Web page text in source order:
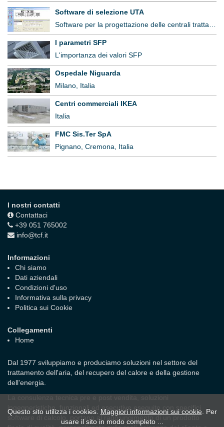
Software di selezione UTA
I parametri SFP
L'importanza dei valori SFP
Ospedale Niguarda
Milano, Italia
Centri commerciali IKEA
Italia
FMC Sis.Ter SpA
Pignano, Cremona, Italia
I nostri contatti
Contattaci
+39 051 765002
info@tcf.it
Informazioni
Chi siamo
Dati aziendali
Condizioni d'uso
Informativa sulla privacy
Politica sui Cookie
Collegamenti
Home
Dal 1977 sviluppiamo e produciamo soluzioni nel settore del
trattamento dell'aria, del recupero del calore e della gestione
dell'energia.
ingegneristiche, funzionali ed esecutive eseguite con specifici
software di calcolo, portano al raggiungimento di un prodotto
Questo sito utilizza i cookies. Maggiori informazioni sui cookie. Per
usare il sito in modo completo ...